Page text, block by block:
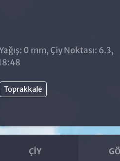
0 mm, Çiy Noktası: 6.3,
Toprakkale
ÇIY